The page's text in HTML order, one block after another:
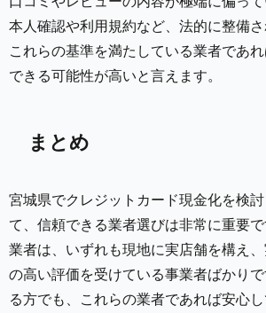
本人確認や利用規約など、法的に整備
これらの基準を満たしている業者であ
できる可能性が高いと言えます。
まとめ
宮城県でクレジットカード現金化を検
て、信頼できる業者選びは非常に重要
業者は、いずれも現地に実店舗を構え
の高い評価を受けている事業者ばかり
る方でも、これらの業者であれば安心